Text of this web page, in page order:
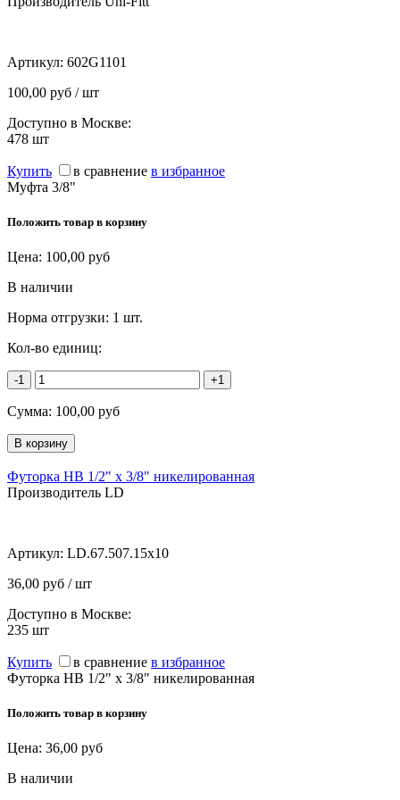
Артикул: 602G1101
100,00 руб / шт
Доступно в Москве:
478 шт
Купить в сравнение в избранное
Муфта 3/8"
Положить товар в корзину
Цена: 100,00 руб
В наличии
Норма отгрузки: 1 шт.
Кол-во единиц:
-1 +1
Сумма: 100,00 руб
Футорка НВ 1/2" х 3/8" никелированная
Производитель LD
Артикул: LD.67.507.15х10
36,00 руб / шт
Доступно в Москве:
235 шт
Купить в сравнение в избранное
Футорка НВ 1/2" х 3/8" никелированная
Положить товар в корзину
Цена: 36,00 руб
В наличии